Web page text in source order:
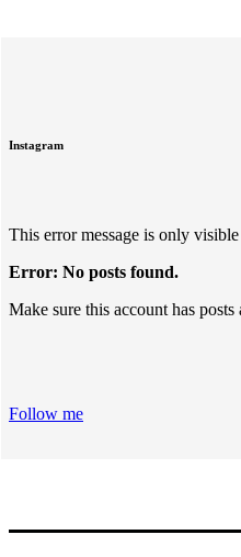
Instagram
This error message is only
Error: No posts found.
Make sure this account has
Follow me